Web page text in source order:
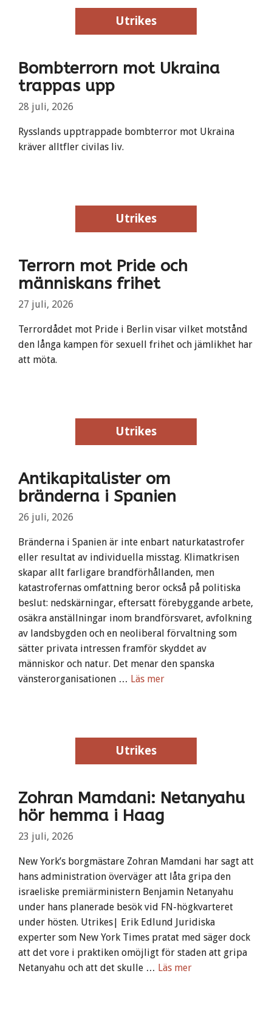
Utrikes
Utrikes
Bombterrorn mot Ukraina
trappas upp
28 juli, 2026
Rysslands upptrappade bombterror mot Ukraina
kräver alltfler civilas liv.
Utrikes
Utrikes
Terrorn mot Pride och
människans frihet
27 juli, 2026
Terrordådet mot Pride i Berlin visar vilket motstånd
den långa kampen för sexuell frihet och jämlikhet har
att möta.
Utrikes
Utrikes
Antikapitalister om
bränderna i Spanien
26 juli, 2026
Bränderna i Spanien är inte enbart naturkatastrofer
eller resultat av individuella misstag. Klimatkrisen
skapar allt farligare brandförhållanden, men
katastrofernas omfattning beror också på politiska
beslut: nedskärningar, eftersatt förebyggande arbete,
osäkra anställningar inom brandförsvaret, avfolkning
av landsbygden och en neoliberal förvaltning som
sätter privata intressen framför skyddet av
människor och natur. Det menar den spanska
vänsterorganisationen … Läs mer
Utrikes
Utrikes
Zohran Mamdani: Netanyahu
hör hemma i Haag
23 juli, 2026
New York’s borgmästare Zohran Mamdani har sagt att
hans administration överväger att låta gripa den
israeliske premiärministern Benjamin Netanyahu
under hans planerade besök vid FN-högkvarteret
under hösten. Utrikes| Erik Edlund Juridiska
experter som New York Times pratat med säger dock
att det vore i praktiken omöjligt för staden att gripa
Netanyahu och att det skulle … Läs mer